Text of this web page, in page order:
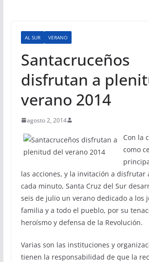
AL SUR VERANO
Santacruceños
disfrutan a
verano 2014
agosto 2, 2014
Con la
como
las acciones, y la invitación a disfrutar
cada minuto, Santa Cruz del Sur
seis de julio un verano dedicado a los
familia y a todo el pueblo, por su
heroísmo y defensa de la Revolución.
Varias son las instituciones y
tienen la responsabilidad de que la